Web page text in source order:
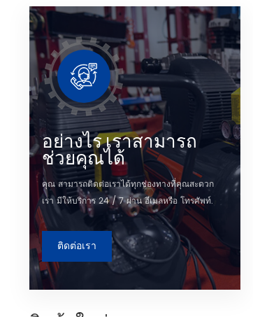
อย่างไร เราสามารถ
ช่วยคุณได้
คุณ สามารถติดต่อเราได้ทุกช่องทางที่คุณสะดวก
เรา มีให้บริการ 24 / 7 ผ่าน อีเมลหรือ โทรศัพท์.
ติดต่อเรา